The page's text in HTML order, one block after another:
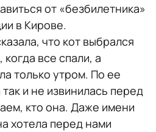
от «безбилетника»
в Кирове.
что кот выбрался
все спали, а
только утром. По ее
и не извинилась перед
кто она. Даже имени
хотела перед нами